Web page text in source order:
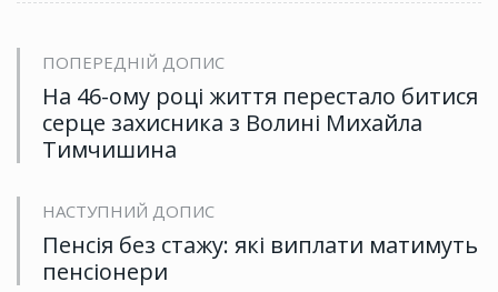
ПОПЕРЕДНІЙ ДОПИС
На 46-ому році життя перестало битися
серце захисника з Волині Михайла
Тимчишина
НАСТУПНИЙ ДОПИС
Пенсія без стажу: які виплати матимуть
пенсіонери